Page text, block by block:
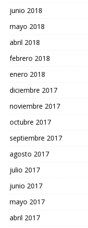
junio 2018
mayo 2018
abril 2018
febrero 2018
enero 2018
diciembre 2017
noviembre 2017
octubre 2017
septiembre 2017
agosto 2017
julio 2017
junio 2017
mayo 2017
abril 2017